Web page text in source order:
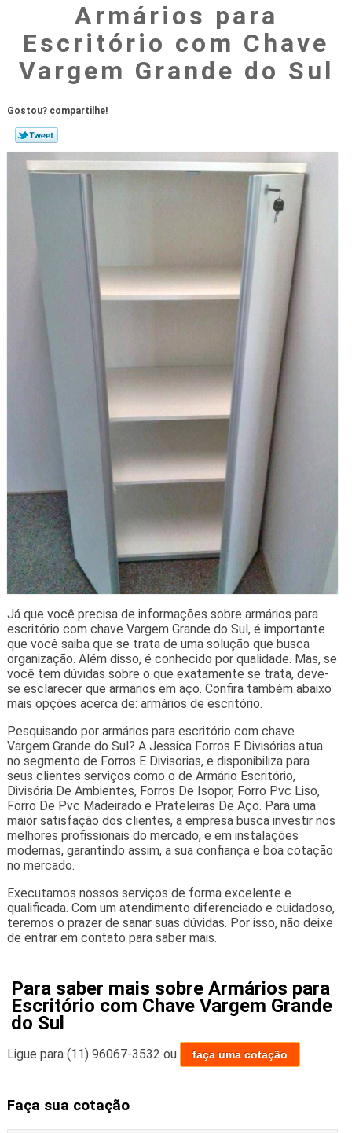
Armários para
Escritório com Chave
Vargem Grande do Sul
Gostou? compartilhe!
Já que você precisa de informações sobre armários para
escritório com chave Vargem Grande do Sul, é importante
que você saiba que se trata de uma solução que busca
organização. Além disso, é conhecido por qualidade. Mas, se
você tem dúvidas sobre o que exatamente se trata, deve-
se esclarecer que armarios em aço. Confira também abaixo
mais opções acerca de: armários de escritório.
Pesquisando por armários para escritório com chave
Vargem Grande do Sul? A Jessica Forros E Divisórias atua
no segmento de Forros E Divisorias, e disponibiliza para
seus clientes serviços como o de Armário Escritório,
Divisória De Ambientes, Forros De Isopor, Forro Pvc Liso,
Forro De Pvc Madeirado e Prateleiras De Aço. Para uma
maior satisfação dos clientes, a empresa busca investir nos
melhores profissionais do mercado, e em instalações
modernas, garantindo assim, a sua confiança e boa cotação
no mercado.
Executamos nossos serviços de forma excelente e
qualificada. Com um atendimento diferenciado e cuidadoso,
teremos o prazer de sanar suas dúvidas. Por isso, não deixe
de entrar em contato para saber mais.
Para saber mais sobre Armários para
Escritório com Chave Vargem Grande
do Sul
Ligue para (11) 96067-3532 ou faça uma cotação
Faça sua cotação